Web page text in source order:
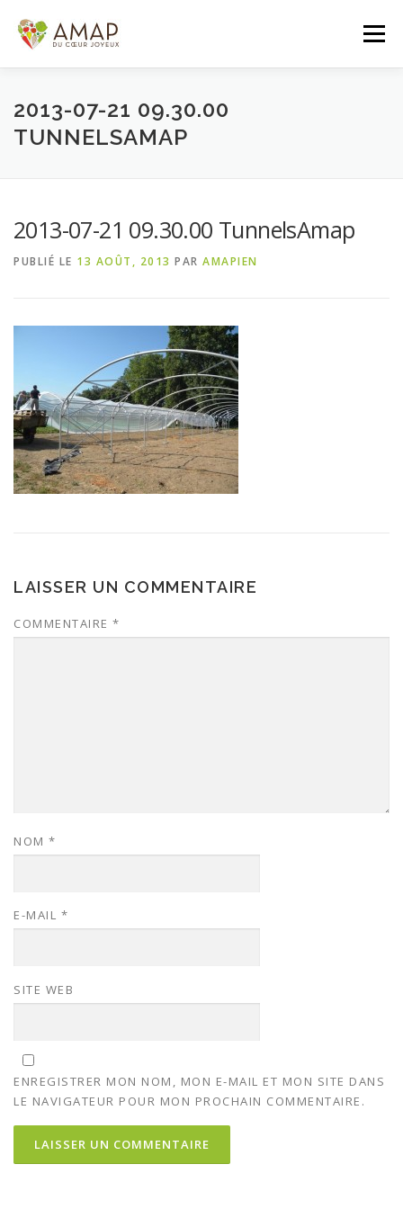
contenu
Menu
ACCUEIL L’AMAP LES PANIERS
PANIER DE LA SEMAINE
2013-07-21 09.30.00
TUNNELSAMAP
2013-07-21 09.30.00 TunnelsAmap
PUBLIÉ LE 13 AOÛT, 2013 PAR AMAPIEN
LAISSER UN COMMENTAIRE
COMMENTAIRE *
NOM *
E-MAIL *
SITE WEB
ENREGISTRER MON NOM, MON E-MAIL ET MON SITE DANS
LE NAVIGATEUR POUR MON PROCHAIN COMMENTAIRE.